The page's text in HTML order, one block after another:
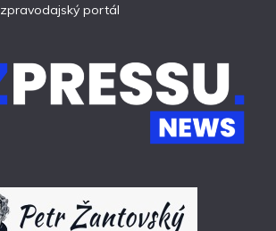
zpravodajský portál